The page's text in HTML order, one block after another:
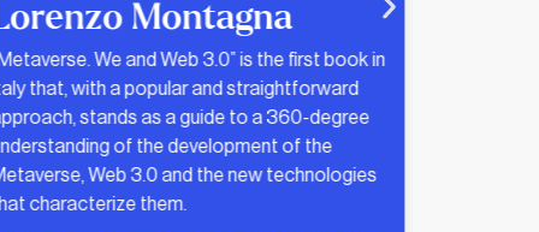
Blog
the article “Blockchain: the way to digital
for the Affidaty Blog in which
Web Academy discussed the issue of
uniqueness in blockchain, distinguishing it
digital scarcity.